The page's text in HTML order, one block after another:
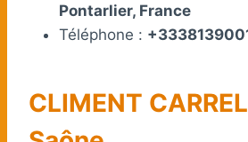
Pontarlier, France
Téléphone :
CLIMENT